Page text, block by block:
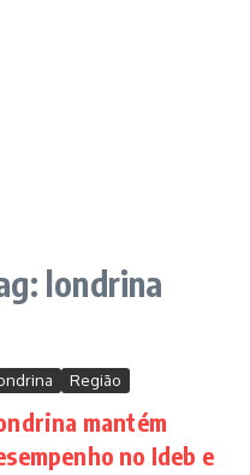
londrina
Região
mantém
no Ideb e